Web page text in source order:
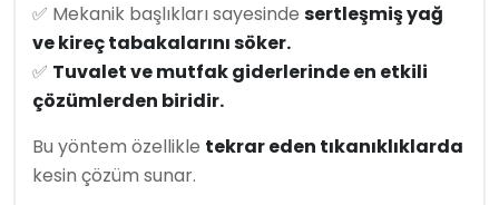
✅ Mekanik başlıkları sayesinde sertleşmiş yağ
ve kireç tabakalarını söker.
✅ Tuvalet ve mutfak giderlerinde en etkili
çözümlerden biridir.
Bu yöntem özellikle tekrar eden tıkanıklıklarda
kesin çözüm sunar.